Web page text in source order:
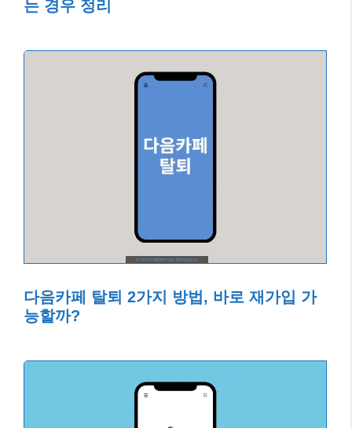
는 경우 정리
다음카페 탈퇴 2가지 방법, 바로 재가입 가
능할까?